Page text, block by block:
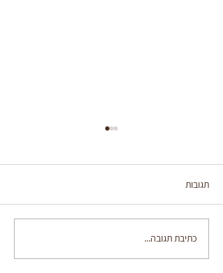
תגובות
כתיבת תגובה...